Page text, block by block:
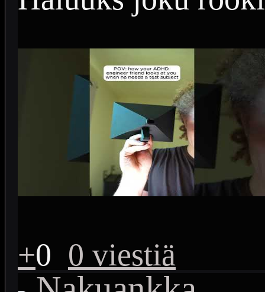
+0 0 viestiä